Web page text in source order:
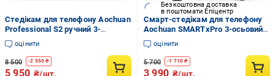
Стедікам для телефону Aochuan
Professional S2 ручний 3-
осьовий Чорний (SMARTS2)
оцінити
8 500 -2 550 ₴
5 950 ₴/шт.
Безкоштовна доставка
в поштомати Епіцентр
Смарт-стедікам для телефону
Aochuan SMARTxPro 3-осьовий
Чорний (SMARTXPro)
оцінити
5 700 -1 710 ₴
3 990 ₴/шт.